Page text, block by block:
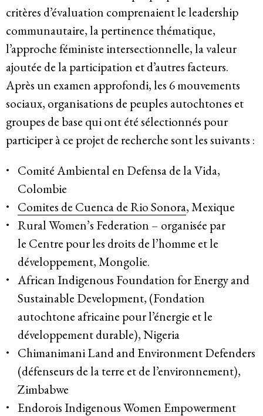
Participer
Bulletins d’information
Devenir membre
Faire un don
Salle de Presse
Série de bandes dessinées sur l’emprise des entreprises
Politique de confidentialité
© 2026
critères d’évaluation comprenaient le leadership
communautaire, la pertinence thématique,
l’approche féministe intersectionnelle, la valeur
ajoutée de la participation et d’autres facteurs.
Après un examen approfondi, les 6 mouvements
sociaux, organisations de peuples autochtones et
groupes de base qui ont été sélectionnés pour
participer à ce projet de recherche sont les suivants :
Comité Ambiental en Defensa de la Vida,
Colombie
Comites de Cuenca de Rio Sonora, Mexique
Rural Women’s Federation – organisée par
le Centre pour les droits de l’homme et le
développement, Mongolie.
African Indigenous Foundation for Energy and
Sustainable Development, (Fondation
autochtone africaine pour l’énergie et le
développement durable), Nigeria
Chimanimani Land and Environment Defenders
(défenseurs de la terre et de l’environnement),
Zimbabwe
Endorois Indigenous Women Empowerment